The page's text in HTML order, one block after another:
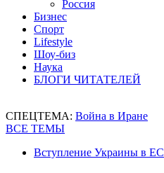
Россия
Бизнес
Спорт
Lifestyle
Шоу-биз
Наука
БЛОГИ ЧИТАТЕЛЕЙ
СПЕЦТЕМА: Война в Иране
ВСЕ ТЕМЫ
Вступление Украины в ЕС